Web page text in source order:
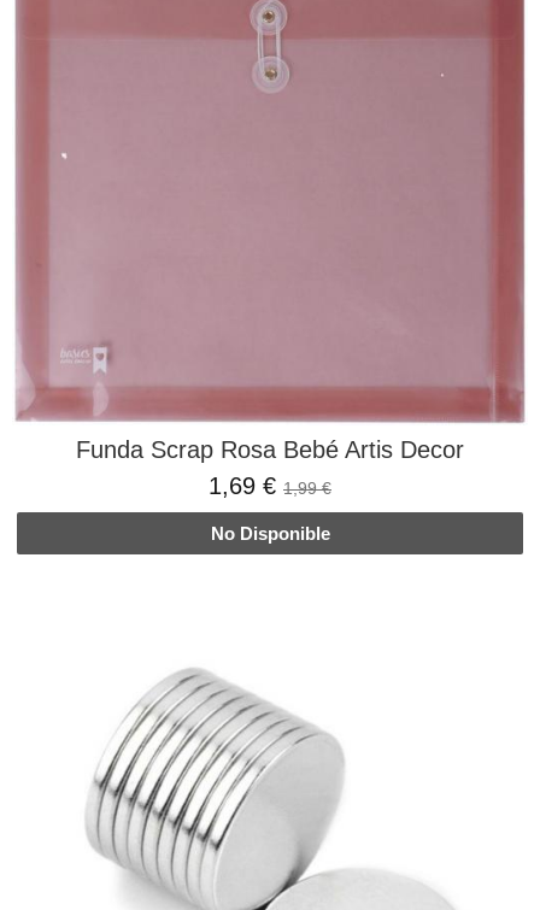
Funda Scrap Rosa Bebé Artis Decor
1,69 € 1,99 €
No Disponible